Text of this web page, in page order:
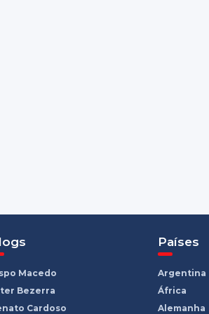
Macedo
Bezerra
Cardoso
Países
Argentina
África
Alemanha